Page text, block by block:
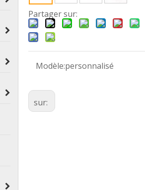
Partager sur:
Modèle:personnalisé
sur: